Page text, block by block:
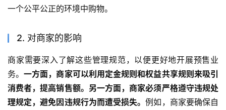
一个公平公正的环境中购物。
2. 对商家的影响
商家需要深入了解这些管理规范，以便更好地开展预售业
务。一方面，商家可以利用定金规则和权益共享规则来吸引
消费者，提高销售额。另一方面，商家必须严格遵守违规处
理规定，避免因违规行为而遭受损失。例如，商家要确保自